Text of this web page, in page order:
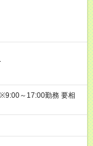
～17:00勤務 要相